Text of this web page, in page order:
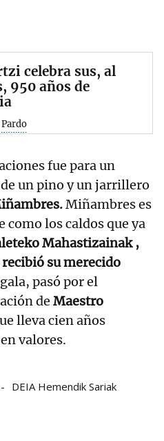
celebra sus, al
950 años de
fue para un
un pino y un jarrillero
Miñambres es
como los caldos que ya
Mahastizainak ,
su merecido
pasó por el
de Maestro
lleva cien años
valores.
DEIA Hemendik Sariak